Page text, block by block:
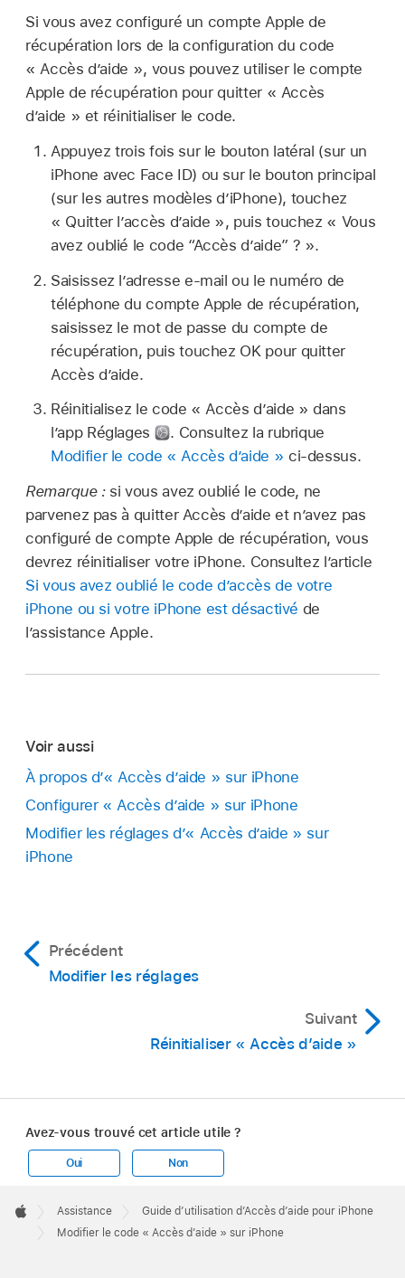
Si vous avez configuré un compte Apple de
récupération lors de la configuration du code
« Accès d’aide », vous pouvez utiliser le compte
Apple de récupération pour quitter « Accès
d’aide » et réinitialiser le code.
Appuyez trois fois sur le bouton latéral (sur un
iPhone avec Face ID) ou sur le bouton principal
(sur les autres modèles d’iPhone), touchez
« Quitter lʼaccès dʼaide », puis touchez « Vous
avez oublié le code “Accès d’aide” ? ».
Saisissez l’adresse e-mail ou le numéro de
téléphone du compte Apple de récupération,
saisissez le mot de passe du compte de
récupération, puis touchez OK pour quitter
Accès d’aide.
Réinitialisez le code « Accès d’aide » dans
l’app Réglages
. Consultez la rubrique
Modifier le code « Accès d’aide » ci-dessus.
Remarque : si vous avez oublié le code, ne
parvenez pas à quitter Accès d’aide et n’avez pas
configuré de compte Apple de récupération, vous
devrez réinitialiser votre iPhone. Consultez l’article
Si vous avez oublié le code d’accès de votre
iPhone ou si votre iPhone est désactivé de
l’assistance Apple.
Voir aussi
À propos d’« Accès d’aide » sur iPhone
Configurer « Accès d’aide » sur iPhone
Modifier les réglages d’« Accès d’aide » sur
iPhone
Précédent
Modifier les réglages
Suivant
Réinitialiser « Accès d’aide »
Avez-vous trouvé cet article utile ?
Oui Non
Footer

Apple
Assistance
Guide d’utilisation d’Accès d’aide pour iPhone
Modifier le code « Accès d’aide » sur iPhone